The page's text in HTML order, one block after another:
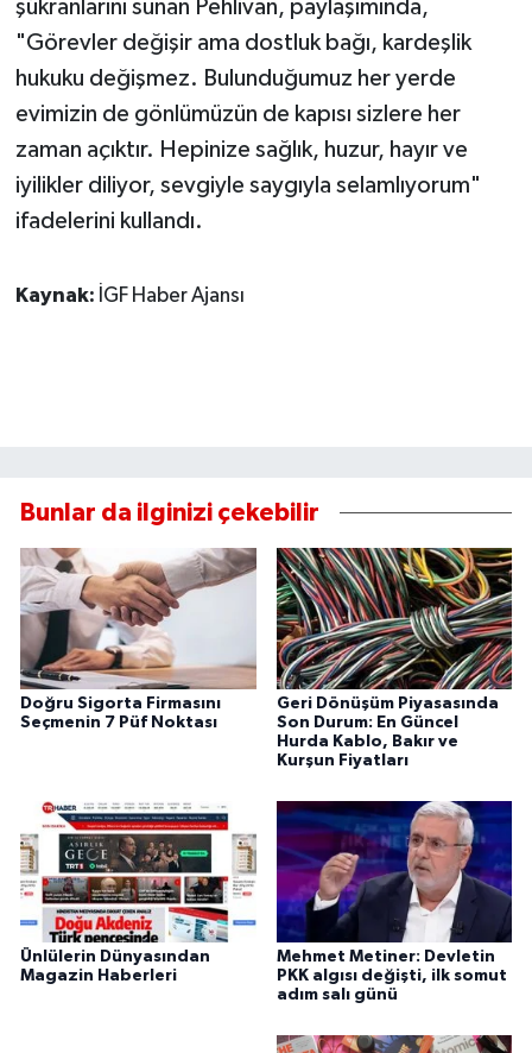
şükranlarını sunan Pehlivan, paylaşımında,
"Görevler değişir ama dostluk bağı, kardeşlik
hukuku değişmez. Bulunduğumuz her yerde
evimizin de gönlümüzün de kapısı sizlere her
zaman açıktır. Hepinize sağlık, huzur, hayır ve
iyilikler diliyor, sevgiyle saygıyla selamlıyorum"
ifadelerini kullandı.
Kaynak: İGF Haber Ajansı
Bunlar da ilginizi çekebilir
Doğru Sigorta Firmasını
Seçmenin 7 Püf Noktası
Geri Dönüşüm Piyasasında
Son Durum: En Güncel
Hurda Kablo, Bakır ve
Kurşun Fiyatları
Ünlülerin Dünyasından
Magazin Haberleri
Mehmet Metiner: Devletin
PKK algısı değişti, ilk somut
adım salı günü